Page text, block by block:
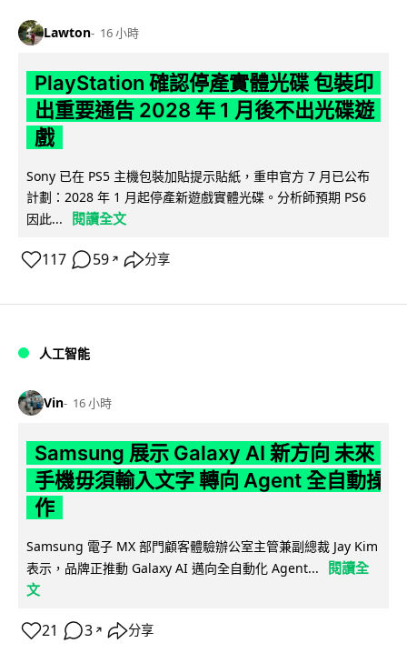
Lawton 16 小時
PlayStation 確認停產實體光碟 包裝印
出重要通告 2028 年 1 月後不出光碟遊
戲
Sony 已在 PS5 主機包裝加貼提示貼紙，重申官方 7 月已公布
計劃：2028 年 1 月起停產新遊戲實體光碟。分析師預期 PS6
因此...
閱讀全文
117 59 ↗ 分享
人工智能
Vin 16 小時
Samsung 展示 Galaxy AI 新方向 未來
手機毋須輸入文字 轉向 Agent 全自動操
作
Samsung 電子 MX 部門顧客體驗辦公室主管兼副總裁 Jay Kim
表示，品牌正推動 Galaxy AI 邁向全自動化 Agent...
閱讀全
文
21 3 ↗ 分享